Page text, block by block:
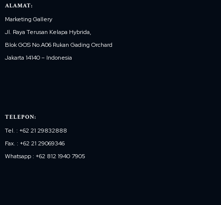
ALAMAT:
Marketing Gallery
Jl. Raya Terusan Kelapa Hybrida,
Blok GOS No.A06 Rukan Gading Orchard
Jakarta 14140 – Indonesia
TELEPON:
Tel. : +62 21 29832888
Fax. : +62 21 29069346
Whatsapp : +62 812 1940 7905